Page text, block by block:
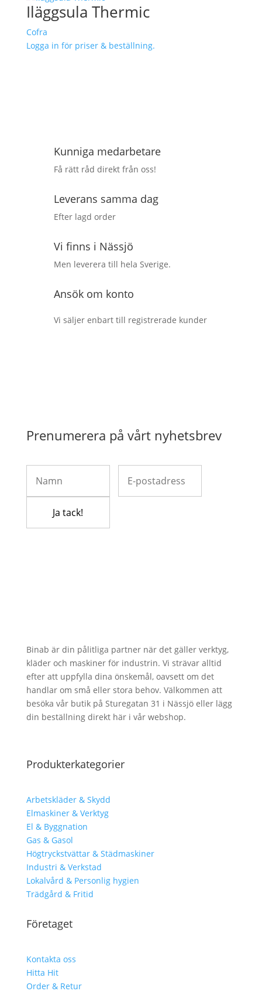
Iläggsula Thermic
Cofra
Logga in för priser & beställning.
Kunniga medarbetare
Få rätt råd direkt från oss!
Leverans samma dag
Efter lagd order
Vi finns i Nässjö
Men leverera till hela Sverige.
Ansök om konto
Vi säljer enbart till registrerade kunder
Prenumerera på vårt nyhetsbrev
Binab är din pålitliga partner när det gäller verktyg,
kläder och maskiner för industrin. Vi strävar alltid
efter att uppfylla dina önskemål, oavsett om det
handlar om små eller stora behov. Välkommen att
besöka vår butik på Sturegatan 31 i Nässjö eller lägg
din beställning direkt här i vår webshop.
Produkterkategorier
Arbetskläder & Skydd
Elmaskiner & Verktyg
El & Byggnation
Gas & Gasol
Högtryckstvättar & Städmaskiner
Industri & Verkstad
Lokalvård & Personlig hygien
Trädgård & Fritid
Företaget
Kontakta oss
Hitta Hit
Order & Retur